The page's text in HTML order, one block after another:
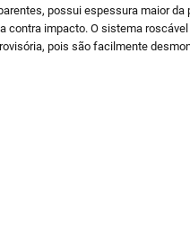
possui espessura maior da
contra impacto. O sistema roscável
pois são facilmente